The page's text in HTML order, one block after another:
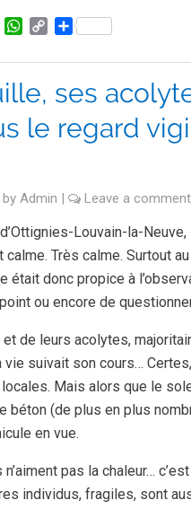
LinkedInWhatsApp
CopyPartager
ses
le regard
by Admin | Leave a comment
Louvain-la-
Très calme. Surtout
était donc propice à
ou encore de
de leurs acolytes,
vie suivait son cours…
Mais alors que le
béton (de plus en plus
en vue.
pas la chaleur…
individus, fragiles, sont